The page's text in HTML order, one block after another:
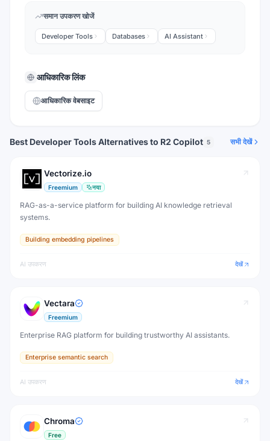
समान उपकरण खोजें
Developer Tools Databases AI Assistant
आधिकारिक लिंक
आधिकारिक वेबसाइट
Best Developer Tools Alternatives to R2 Copilot 5 सभी देखें
Vectorize.io
Freemium नया
RAG-as-a-service platform for building AI knowledge retrieval
systems.
Building embedding pipelines
AI उपकरण देखें
Vectara
Freemium
Enterprise RAG platform for building trustworthy AI assistants.
Enterprise semantic search
AI उपकरण देखें
Chroma
Free